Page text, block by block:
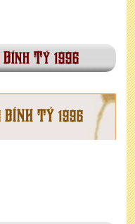
Tý 1996
TÝ 1996